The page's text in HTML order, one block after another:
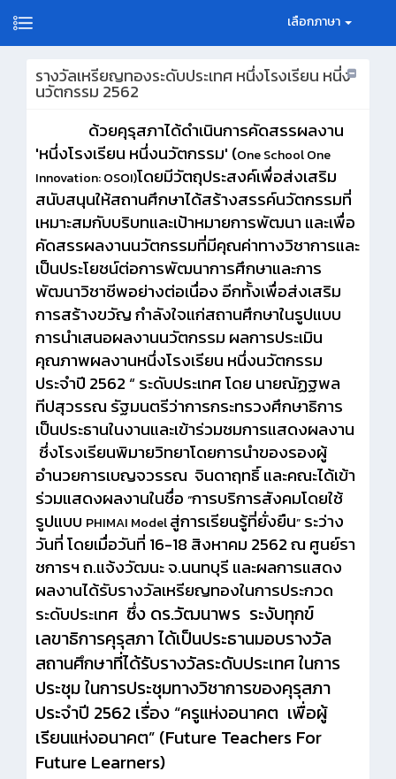
เลือกภาษา
รางวัลเหรียญทองระดับประเทศ หนึ่งโรงเรียน หนี่ง
นวัตกรรม 2562
ด้วยคุรุสภาได้ดำเนินการคัดสรรผลงาน
'หนึ่งโรงเรียน หนึ่งนวัตกรรม' (One School One
Innovation: OSOI)โดยมีวัตถุประสงค์เพื่อส่งเสริม
สนับสนุนให้สถานศึกษาได้สร้างสรรค์นวัตกรรมที่
เหมาะสมกับบริบทและเป้าหมายการพัฒนา และเพื่อ
คัดสรรผลงานนวัตกรรมที่มีคุณค่าทางวิชาการและ
เป็นประโยชน์ต่อการพัฒนาการศึกษาและการ
พัฒนาวิชาชีพอย่างต่อเนื่อง อีกทั้งเพื่อส่งเสริม
การสร้างขวัญ กำลังใจแก่สถานศึกษาในรูปแบบ
การนำเสนอผลงานนวัตกรรม ผลการประเมิน
คุณภาพผลงานหนึ่งโรงเรียน หนึ่งนวัตกรรม
ประจำปี 2562 “ ระดับประเทศ โดย นายณัฏฐพล
ทีปสุวรรณ รัฐมนตรีว่าการกระทรวงศึกษาธิการ
เป็นประธานในงานและเข้าร่วมชมการแสดงผลงาน
ซึ่งโรงเรียนพิมายวิทยาโดยการนำของรองผู้
อำนวยการเบญจวรรณ จินดาฤทธิ์ และคณะได้เข้า
ร่วมแสดงผลงานในชื่อ “การบริการสังคมโดยใช้
รูปแบบ PHIMAI Modelสู่การเรียนรู้ที่ยั่งยืน” ระว่าง
วันที่ โดยเมื่อวันที่ 16-18 สิงหาคม 2562 ณ ศูนย์รา
ชการฯ ถ.แจ้งวัฒนะ จ.นนทบุรี และผลการแสดง
ผลงานได้รับรางวัลเหรียญทองในการประกวด
ระดับประเทศ ซึ่ง ดร.วัฒนาพร ระงับทุกข์
เลขาธิการคุรุสภา ได้เป็นประธานมอบรางวัล
สถานศึกษาที่ได้รับรางวัลระดับประเทศ ในการ
ประชุม ในการประชุมทางวิชาการของคุรุสภา
ประจำปี 2562 เรื่อง “ครูแห่งอนาคต เพื่อผู้
เรียนแห่งอนาคต” (Future Teachers For
Future Learners)